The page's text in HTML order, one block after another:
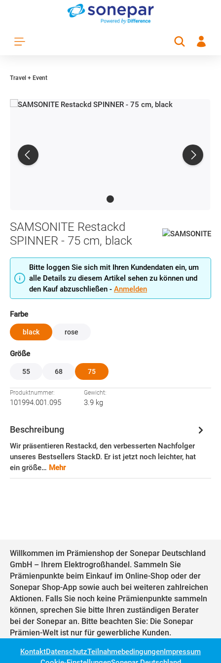
Zum Hauptinhalt springen
Travel + Event
SAMSONITE Restackd
SPINNER - 75 cm, black
Bitte loggen Sie sich mit Ihren Kundendaten ein, um
alle Details zu diesem Artikel sehen zu können und
den Kauf abzuschließen - Anmelden
Farbeauswählen
black rose
Größeauswählen
55 68 75
Produktnummer:
101994.001.095
Gewicht:
3.9 kg
Beschreibung
Wir präsentieren Restackd, den verbesserten Nachfolger
unseres Bestsellers StackD. Er ist jetzt noch leichter, hat
ein größe… Mehr
Willkommen im Prämienshop der Sonepar Deutschland
GmbH – Ihrem Elektrogroßhandel. Sammeln Sie
Prämienpunkte beim Einkauf im Online-Shop oder der
Sonepar Shop-App sowie auch bei weiteren zahlreichen
Aktionen. Falls Sie noch keine Prämienpunkte sammeln
können, sprechen Sie bitte Ihren zuständigen Berater
bei der Sonepar an. Bitte beachten Sie: Die Sonepar
Prämien-Welt ist nur für gewerbliche Kunden.
KontaktDatenschutzTeilnahmebedingungenImpressum